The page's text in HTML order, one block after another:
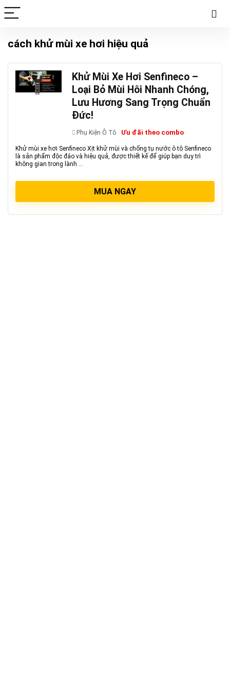
cách khử mùi xe hơi hiệu quả
Khử Mùi Xe Hơi Senfineco –
Loại Bỏ Mùi Hôi Nhanh Chóng,
Lưu Hương Sang Trọng Chuẩn
Đức!
Phụ Kiện Ô Tô Ưu đãi theo combo
Khử mùi xe hơi Senfineco Xịt khử mùi và chống tụ nước ô tô Senfineco
là sản phẩm độc đáo và hiệu quả, được thiết kế để giúp bạn duy trì
không gian trong lành ...
MUA NGAY